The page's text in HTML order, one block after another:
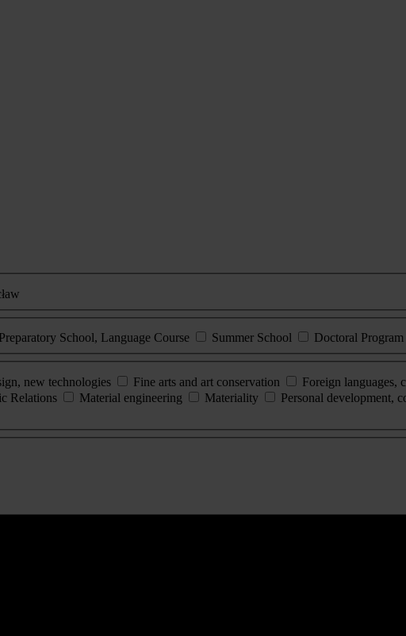
Preparatory School, Language Course Summer School
Doctoral Program
new technologies Fine arts and art conservation Foreign languages,
Relations Material engineering Materiality Personal development,